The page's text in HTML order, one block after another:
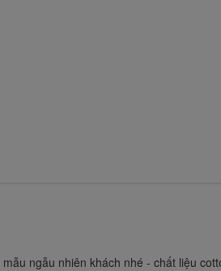
ngẫu nhiên khách nhé - chất liệu